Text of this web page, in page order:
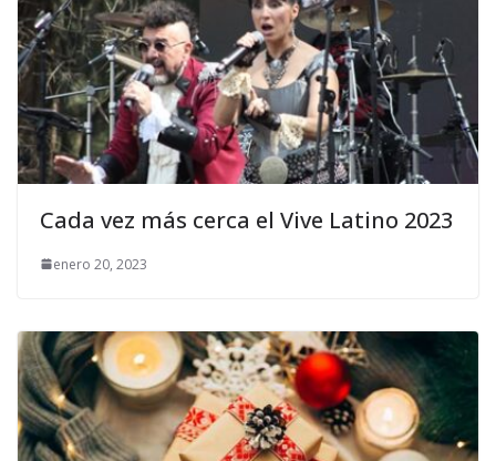
Cada vez más cerca el Vive Latino 2023
enero 20, 2023